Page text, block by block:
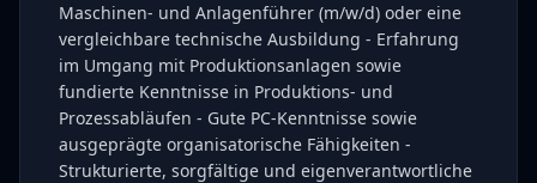
Maschinen- und Anlagenführer (m/w/d) oder eine
vergleichbare technische Ausbildung - Erfahrung
im Umgang mit Produktionsanlagen sowie
fundierte Kenntnisse in Produktions- und
Prozessabläufen - Gute PC-Kenntnisse sowie
ausgeprägte organisatorische Fähigkeiten -
Strukturierte, sorgfältige und eigenverantwortliche